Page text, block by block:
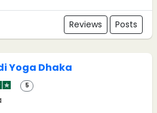
Reviews Posts
Yoga Dhaka
5